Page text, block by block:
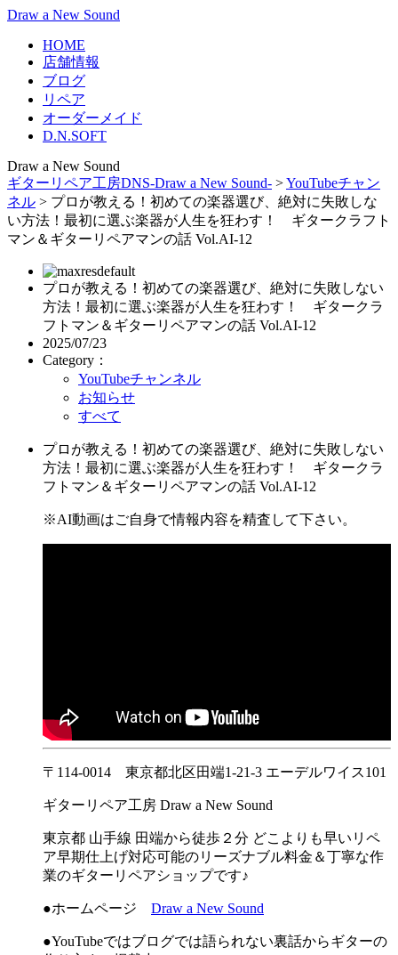
Draw a New Sound
HOME
店舗情報
ブログ
リペア
オーダーメイド
D.N.SOFT
Draw a New Sound
ギターリペア工房DNS-Draw a New Sound- >YouTubeチャン
ネル > プロが教える！初めての楽器選び、絶対に失敗しな
い方法！最初に選ぶ楽器が人生を狂わす！ ギタークラフト
マン＆ギターリペアマンの話 Vol.AI-12
プロが教える！初めての楽器選び、絶対に失敗しない
方法！最初に選ぶ楽器が人生を狂わす！ ギタークラ
フトマン＆ギターリペアマンの話 Vol.AI-12
2025/07/23
Category：
YouTubeチャンネル
お知らせ
すべて
プロが教える！初めての楽器選び、絶対に失敗しない
方法！最初に選ぶ楽器が人生を狂わす！ ギタークラ
フトマン＆ギターリペアマンの話 Vol.AI-12
※AI動画はご自身で情報内容を精査して下さい。
〒114-0014 東京都北区田端1-21-3 エーデルワイス101
ギターリペア工房 Draw a New Sound
東京都 山手線 田端から徒歩２分 どこよりも早いリペ
ア早期仕上げ対応可能のリーズナブル料金＆丁寧な作
業のギターリペアショップです♪
●ホームページ Draw a New Sound
●YouTubeではブログでは語られない裏話からギターの